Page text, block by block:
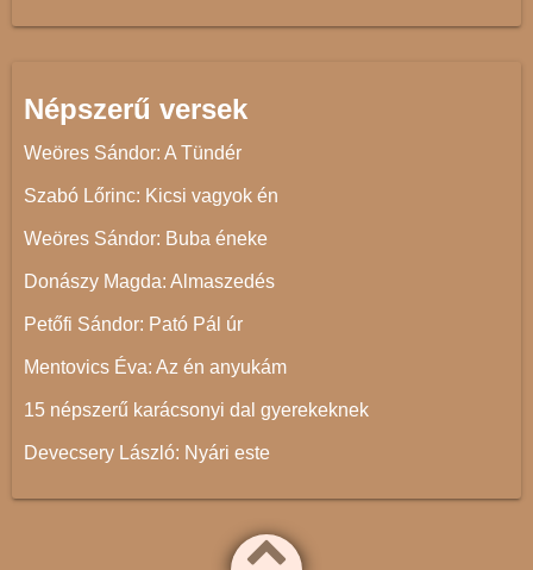
Népszerű versek
Weöres Sándor: A Tündér
Szabó Lőrinc: Kicsi vagyok én
Weöres Sándor: Buba éneke
Donászy Magda: Almaszedés
Petőfi Sándor: Pató Pál úr
Mentovics Éva: Az én anyukám
15 népszerű karácsonyi dal gyerekeknek
Devecsery László: Nyári este